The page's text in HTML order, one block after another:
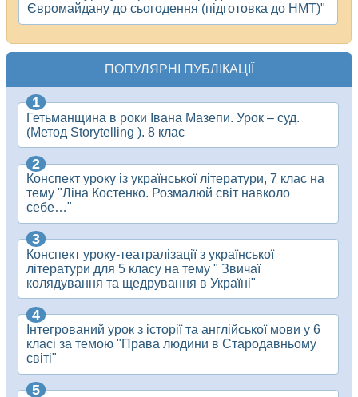
Євромайдану до сьогодення (підготовка до НМТ)"
ПОПУЛЯРНІ ПУБЛІКАЦІЇ
Гетьманщина в роки Івана Мазепи. Урок – суд.
(Метод Storytelling ). 8 клас
Конспект уроку із української літератури, 7 клас на
тему "Ліна Костенко. Розмалюй світ навколо
себе…"
Конспект уроку-театралізації з української
літератури для 5 класу на тему " Звичаї
колядування та щедрування в Україні"
Інтегрований урок з історії та англійської мови у 6
класі за темою "Права людини в Стародавньому
світі"